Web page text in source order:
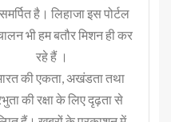
है। लिहाजा इस पोर्टल
भी हम बतौर मिशन ही कर
रहे हैं ।
की एकता, अखंडता तथा
की रक्षा के लिए दृढ़ता से